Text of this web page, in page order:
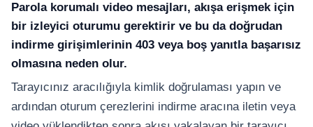
Parola korumalı video mesajları, akışa erişmek için
bir izleyici oturumu gerektirir ve bu da doğrudan
indirme girişimlerinin 403 veya boş yanıtla başarısız
olmasına neden olur.
Tarayıcınız aracılığıyla kimlik doğrulaması yapın ve
ardından oturum çerezlerini indirme aracına iletin veya